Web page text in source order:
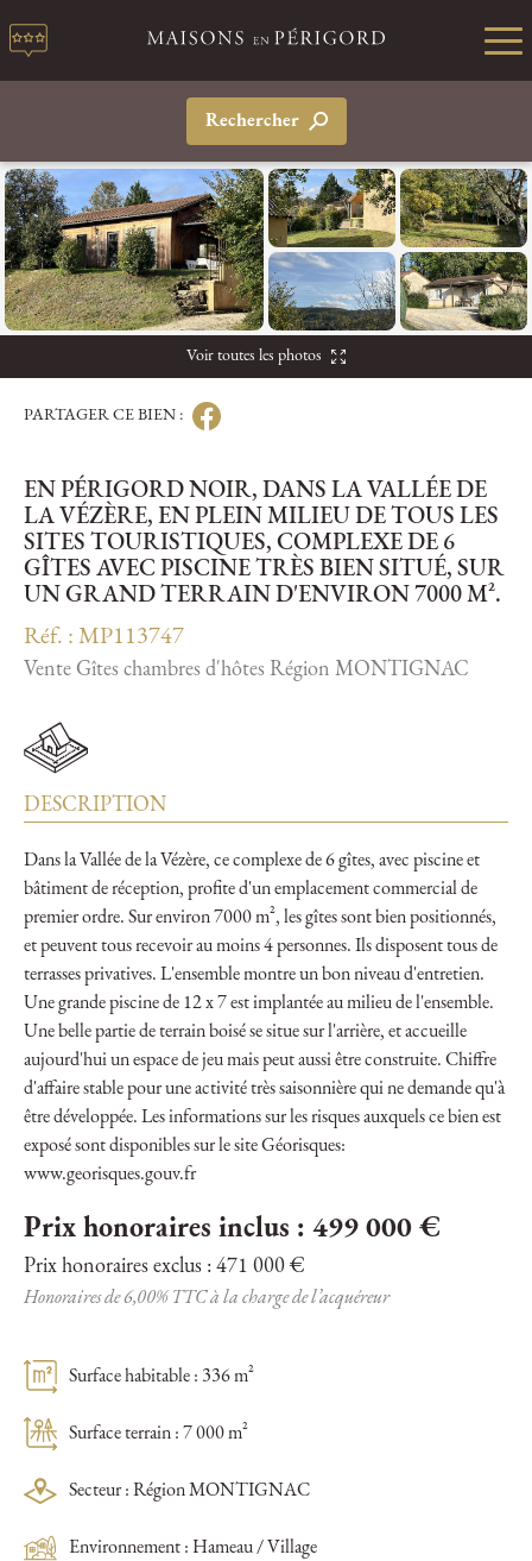
Rechercher
Voir toutes les photos
PARTAGER CE BIEN :
EN PÉRIGORD NOIR, DANS LA VALLÉE DE
LA VÉZÈRE, EN PLEIN MILIEU DE TOUS LES
SITES TOURISTIQUES, COMPLEXE DE 6
GÎTES AVEC PISCINE TRÈS BIEN SITUÉ, SUR
UN GRAND TERRAIN D'ENVIRON 7000 M².
Réf. : MP113747
Vente Gîtes chambres d'hôtes Région MONTIGNAC
DESCRIPTION
Dans la Vallée de la Vézère, ce complexe de 6 gîtes, avec piscine et
bâtiment de réception, profite d'un emplacement commercial de
premier ordre. Sur environ 7000 m², les gîtes sont bien positionnés,
et peuvent tous recevoir au moins 4 personnes. Ils disposent tous de
terrasses privatives. L'ensemble montre un bon niveau d'entretien.
Une grande piscine de 12 x 7 est implantée au milieu de l'ensemble.
Une belle partie de terrain boisé se situe sur l'arrière, et accueille
aujourd'hui un espace de jeu mais peut aussi être construite. Chiffre
d'affaire stable pour une activité très saisonnière qui ne demande qu'à
être développée. Les informations sur les risques auxquels ce bien est
exposé sont disponibles sur le site Géorisques:
www.georisques.gouv.fr
Prix honoraires inclus : 499 000 €
Prix honoraires exclus : 471 000 €
Honoraires de 6,00% TTC à la charge de l’acquéreur
Surface habitable : 336 m²
Surface terrain : 7 000 m²
Secteur : Région MONTIGNAC
Environnement : Hameau / Village